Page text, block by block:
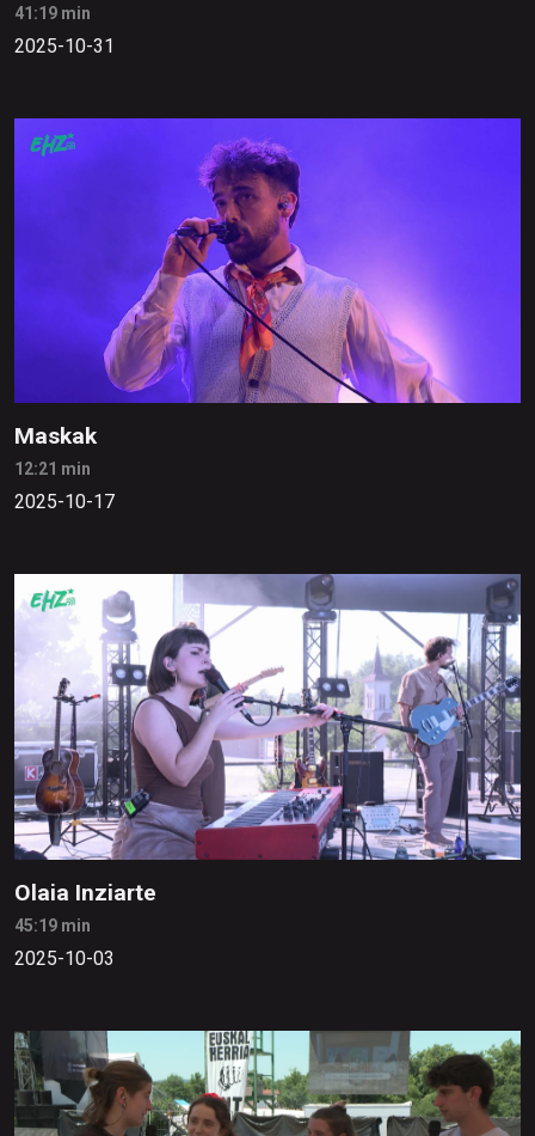
41:19 min
2025-10-31
Maskak
12:21 min
2025-10-17
Olaia Inziarte
45:19 min
2025-10-03